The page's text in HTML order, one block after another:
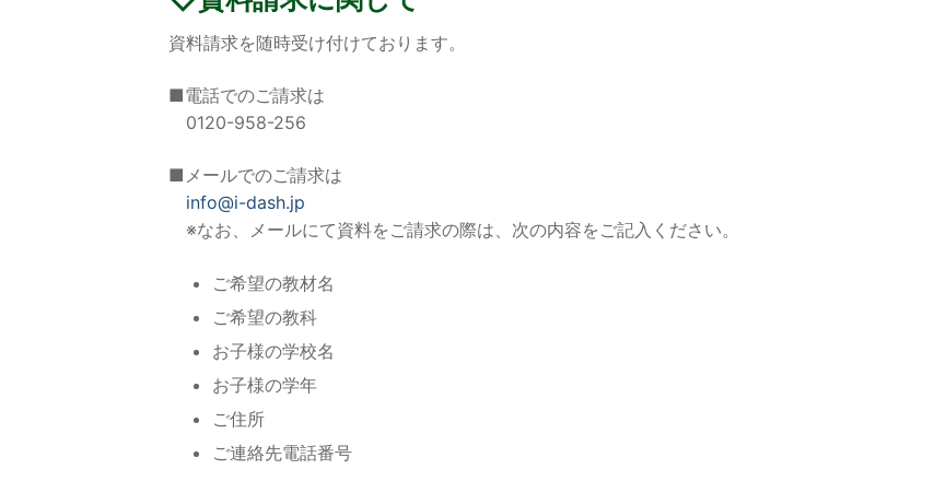
資料請求を随時受け付けております。
■電話でのご請求は
0120-958-256
■メールでのご請求は
info@i-dash.jp
※なお、メールにて資料をご請求の際は、次の内容をご記入ください。
ご希望の教材名
ご希望の教科
お子様の学校名
お子様の学年
ご住所
ご連絡先電話番号